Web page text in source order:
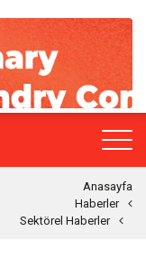
Anasayfa
Haberler
Sektörel Haberler